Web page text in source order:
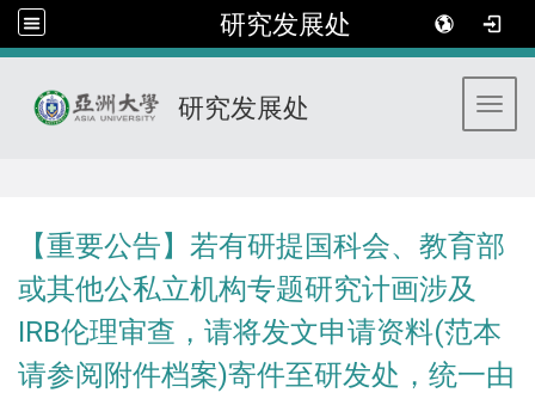
研究发展处
研究发展处
【重要公告】若有研提国科会、教育部
或其他公私立机构专题研究计画涉及
IRB伦理审查，请将发文申请资料(范本
请参阅附件档案)寄件至研发处，统一由